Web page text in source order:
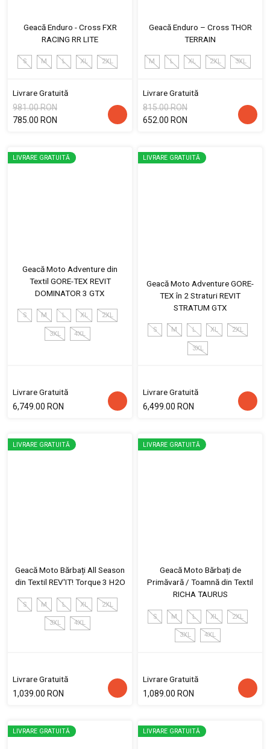
Geacă Enduro - Cross FXR
RACING RR LITE
S M L XL 2XL
Livrare Gratuită
981.00 RON
785.00 RON
Geacă Enduro – Cross THOR
TERRAIN
M L XL 2XL 3XL
Livrare Gratuită
815.00 RON
652.00 RON
LIVRARE GRATUITĂ
Geacă Moto Adventure din
Textil GORE-TEX REVIT
DOMINATOR 3 GTX
S M L XL 2XL
3XL 4XL
Livrare Gratuită
6,749.00 RON
LIVRARE GRATUITĂ
Geacă Moto Adventure GORE-
TEX în 2 Straturi REVIT
STRATUM GTX
S M L XL 2XL
3XL
Livrare Gratuită
6,499.00 RON
LIVRARE GRATUITĂ
Geacă Moto Bărbați All Season
din Textil REV'IT! Torque 3 H2O
S M L XL 2XL
3XL 4XL
Livrare Gratuită
1,039.00 RON
LIVRARE GRATUITĂ
Geacă Moto Bărbați de
Primăvară / Toamnă din Textil
RICHA TAURUS
S M L XL 2XL
3XL 4XL
Livrare Gratuită
1,089.00 RON
LIVRARE GRATUITĂ LIVRARE GRATUITĂ